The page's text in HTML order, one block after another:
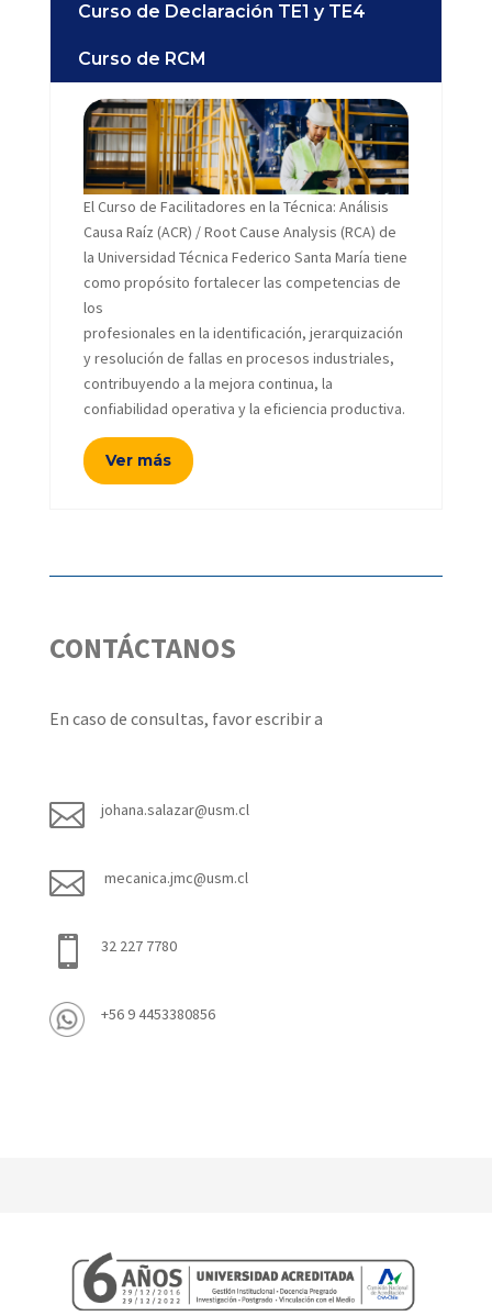
Curso de Declaración TE1 y TE4
Curso de RCM
El Curso de Facilitadores en la Técnica: Análisis
Causa Raíz (ACR) / Root Cause Analysis (RCA) de
la Universidad Técnica Federico Santa María tiene
como propósito fortalecer las competencias de
los
profesionales en la identificación, jerarquización
y resolución de fallas en procesos industriales,
contribuyendo a la mejora continua, la
confiabilidad operativa y la eficiencia productiva.
Ver más
CONTÁCTANOS
En caso de consultas, favor escribir a
 johana.salazar@usm.cl
 mecanica.jmc@usm.cl
 32 227 7780
+56 9 4453380856